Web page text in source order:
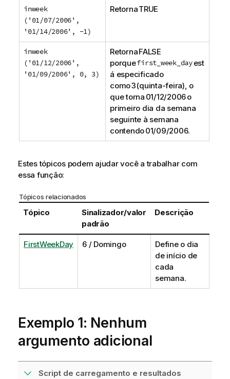
inweek
('01/07/2006',
'01/14/2006', -1)
Retorna TRUE
inweek
('01/12/2006',
'01/09/2006', 0, 3)
Retorna FALSE
porquefirst_week_dayest
á especificado
como 3 (quinta-feira), o
que torna 01/12/2006 o
primeiro dia da semana
seguinte à semana
contendo 01/09/2006.
Estes tópicos podem ajudar você a trabalhar com
essa função:
Tópicos relacionados
Tópico
Sinalizador/valor
padrão
Descrição
FirstWeekDay 6 / Domingo
Define o dia
de início de
cada
semana.
Exemplo 1: Nenhum
argumento adicional
Script de carregamento e resultados